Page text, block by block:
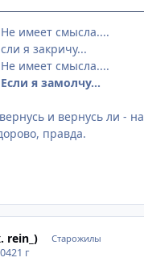
имеет смысла....
я закричу...
имеет смысла....
я замолчу...
и вернусь ли -
правда.
rein_) Старожилы
21 г